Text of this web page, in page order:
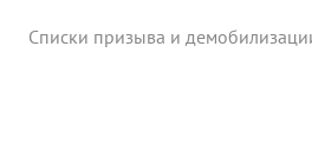
Списки призыва и